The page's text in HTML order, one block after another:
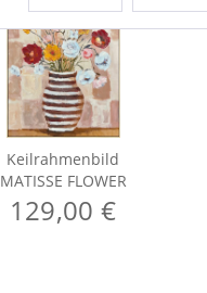
Keilrahmenbild
MATISSE FLOWER
129,00 €